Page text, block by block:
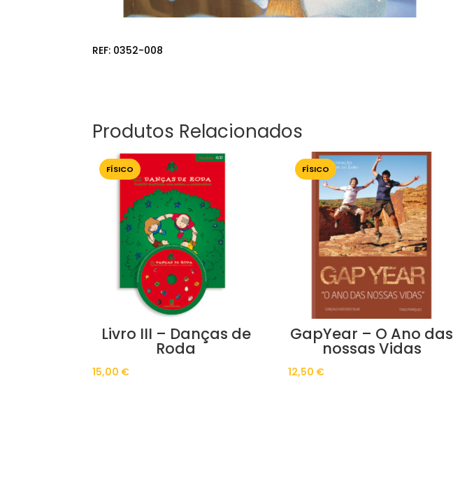
REF: 0352-008
Produtos Relacionados
FÍSICO
Livro III – Danças de
Roda
15,00 €
FÍSICO
GapYear – O Ano das
nossas Vidas
12,50 €